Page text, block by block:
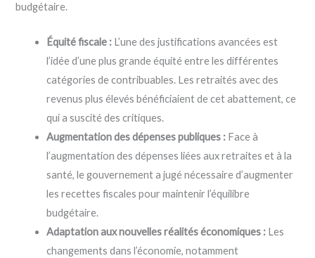
budgétaire.
Équité fiscale : L’une des justifications avancées est
l’idée d’une plus grande équité entre les différentes
catégories de contribuables. Les retraités avec des
revenus plus élevés bénéficiaient de cet abattement, ce
qui a suscité des critiques.
Augmentation des dépenses publiques : Face à
l’augmentation des dépenses liées aux retraites et à la
santé, le gouvernement a jugé nécessaire d’augmenter
les recettes fiscales pour maintenir l’équilibre
budgétaire.
Adaptation aux nouvelles réalités économiques : Les
changements dans l’économie, notamment